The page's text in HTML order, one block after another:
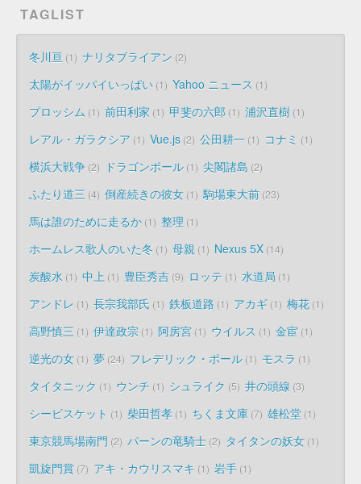
TAGLIST
冬川亘 1 ナリタブライアン 2
太陽がイッパイいっぱい 1 Yahoo ニュース 1
プロッシム 1 前田利家 1 甲斐の六郎 1 浦沢直樹 1
レアル・ガラクシア 1 Vue.js 2 公田耕一 1 コナミ 1
横浜大戦争 2 ドラゴンボール 1 尖閣諸島 2
ふたり道三 4 倒産続きの彼女 1 駒場東大前 23
馬は誰のために走るか 1 整理 1
ホームレス歌人のいた冬 1 母親 1 Nexus 5X 14
炭酸水 1 中上 1 豊臣秀吉 9 ロッテ 1 水道局 1
アンドレ 1 長宗我部氏 1 鉄板道路 1 アカギ 1 梅花 1
高野慎三 1 伊達政宗 1 阿房宮 1 ウイルス 1 金宦 1
逆光の女 1 夢 24 フレデリック・ポール 1 モスラ 1
タイタニック 1 ウンチ 1 シュライク 5 井の頭線 3
シービスケット 1 柴田哲孝 1 ちくま文庫 7 雄松堂 1
東京競馬場南門 2 パーンの竜騎士 2 タイタンの妖女 1
凱旋門賞 7 アキ・カウリスマキ 1 岩手 1